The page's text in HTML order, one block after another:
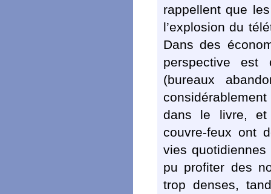
rappellent que
l’explosion du
Dans des
perspective est
(bureaux
dans le livre, et
couvre-feux ont
vies
pu profiter des
trop denses,